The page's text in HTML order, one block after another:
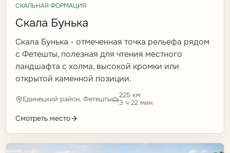
СКАЛЬНАЯ ФОРМАЦИЯ
Скала Бунька
Скала Бунька - отмеченная точка рельефа рядом
с Фетешты, полезная для чтения местного
ландшафта с холма, высокой кромки или
открытой каменной позиции.
Единецкий район, Фетешты
225 км
3 ч 22 мин
Смотреть место